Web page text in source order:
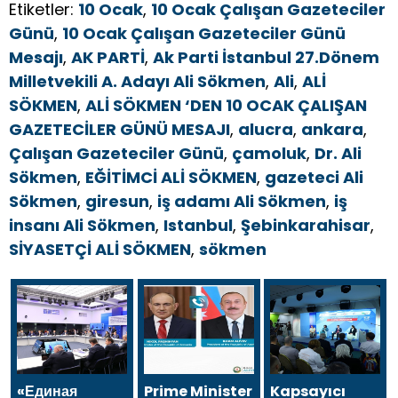
Etiketler: 10 Ocak, 10 Ocak Çalışan Gazeteciler
Günü, 10 Ocak Çalışan Gazeteciler Günü
Mesajı, AK PARTİ, Ak Parti İstanbul 27.Dönem
Milletvekili A. Adayı Ali Sökmen, Ali, ALİ
SÖKMEN, ALİ SÖKMEN ‘DEN 10 OCAK ÇALIŞAN
GAZETECİLER GÜNÜ MESAJI, alucra, ankara,
Çalışan Gazeteciler Günü, çamoluk, Dr. Ali
Sökmen, EĞİTİMCİ ALİ SÖKMEN, gazeteci Ali
Sökmen, giresun, iş adamı Ali Sökmen, iş
insanı Ali Sökmen, Istanbul, Şebinkarahisar,
SİYASETÇİ ALİ SÖKMEN, sökmen
«Единая
Prime Minister
Kapsayıcı